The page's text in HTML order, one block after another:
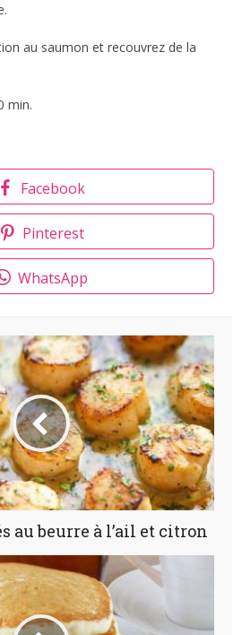
au saumon et recouvrez de la
min.
Facebook
Pinterest
WhatsApp
au beurre à l’ail et citron